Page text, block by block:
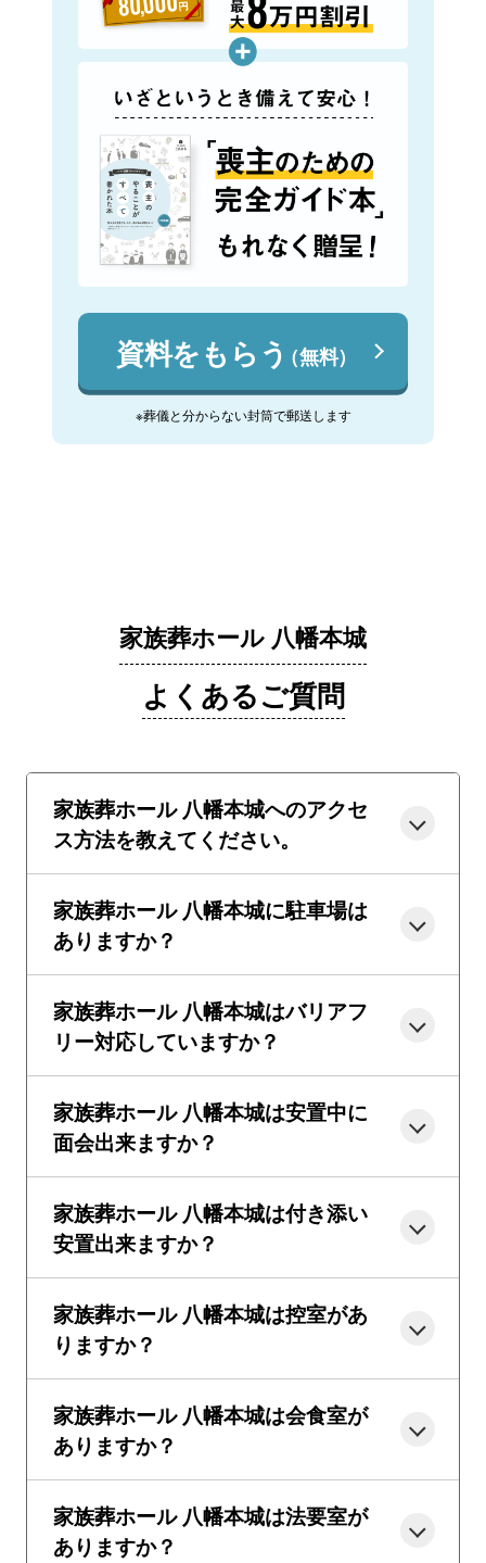
資料をもらう（無料）
※葬儀と分からない封筒で郵送します
家族葬ホール 八幡本城
よくあるご質問
家族葬ホール 八幡本城へのアクセ
ス方法を教えてください。
家族葬ホール 八幡本城に駐車場は
ありますか？
家族葬ホール 八幡本城はバリアフ
リー対応していますか？
家族葬ホール 八幡本城は安置中に
面会出来ますか？
家族葬ホール 八幡本城は付き添い
安置出来ますか？
家族葬ホール 八幡本城は控室があ
りますか？
家族葬ホール 八幡本城は会食室が
ありますか？
家族葬ホール 八幡本城は法要室が
ありますか？